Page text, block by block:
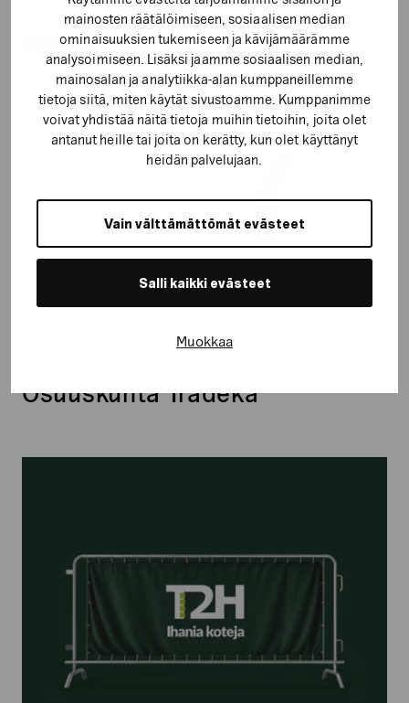
mainosten räätälöimiseen, sosiaalisen median
ominaisuuksien tukemiseen ja kävijämäärämme
analysoimiseen. Lisäksi jaamme sosiaalisen median,
mainosalan ja analytiikka-alan kumppaneillemme
tietoja siitä, miten käytät sivustoamme. Kumppanimme
voivat yhdistää näitä tietoja muihin tietoihin, joita olet
antanut heille tai joita on kerätty, kun olet käyttänyt
heidän palvelujaan.
Vain välttämättömät evästeet
Salli kaikki evästeet
Muokkaa
BRÄNDI-IDENTITEETTI, DIGITAALINEN MARKKINOINTI,
GRAAFINEN SUUNNITTELU, KOKONAISVALTAINEN
MARKKINOINNIN SUUNNITTELU,
SISÄLLÖNTUOTANTO, STRATEGINEN SUUNNITTELU,
TEKNINEN TOTEUTUS, UIUX, VALOKUVAUS,
Osuuskunta Tradeka